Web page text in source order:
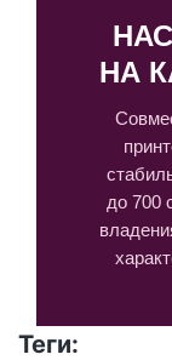
НА
до 700
Теги: